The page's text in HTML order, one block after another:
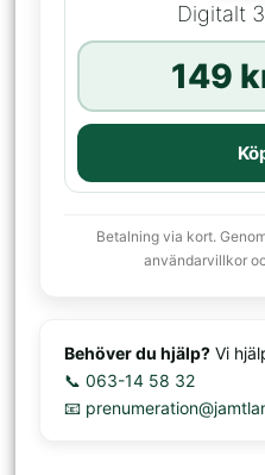
Digitalt
149
Betalning via kort.
användarvillkor
Behöver du hjälp? Vi
📞 063-14 58 32
📧